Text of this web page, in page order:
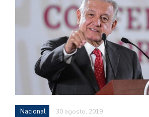
Nacional 30 agosto, 2019